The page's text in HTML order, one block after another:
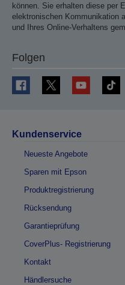
können. Sie erhalten diese per
elektronischen Kommunikation
und Ihres Online-Verhaltens
Folgen
Kundenservice
Neueste Angebote
Sparen mit Epson
Produktregistrierung
Rücksendung
Garantieprüfung
CoverPlus- Registrierung
Kontakt
Händlersuche